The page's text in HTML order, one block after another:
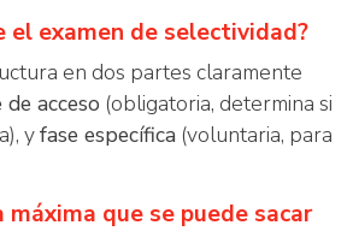
el examen de selectividad?
en dos partes claramente
de acceso (obligatoria, determina si
yfase específica (voluntaria, para
máxima que se puede sacar